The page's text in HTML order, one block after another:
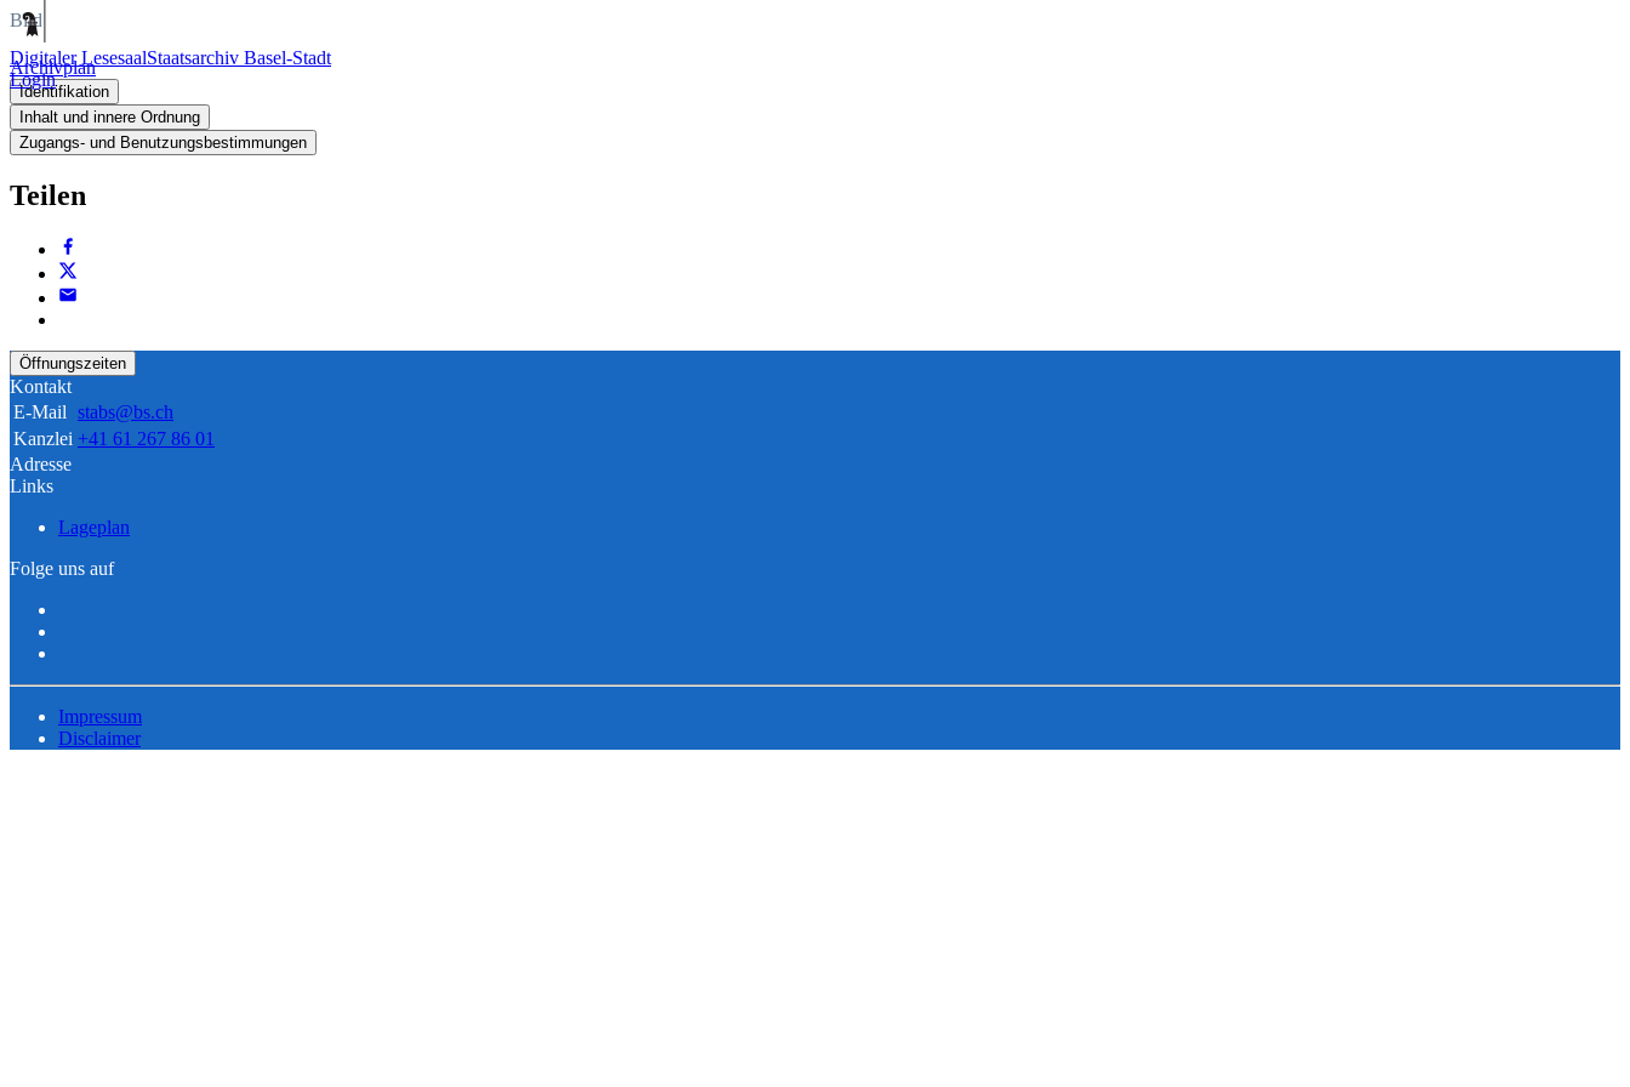
Digitaler LesesaalStaatsarchiv Basel-Stadt
Login
Bild
Archivplan
Identifikation
Inhalt und innere Ordnung
Zugangs- und Benutzungsbestimmungen
Teilen
Öffnungszeiten
Kontakt
E-Mail stabs@bs.ch
Kanzlei +41 61 267 86 01
Adresse
Links
Lageplan
Folge uns auf
Impressum
Disclaimer